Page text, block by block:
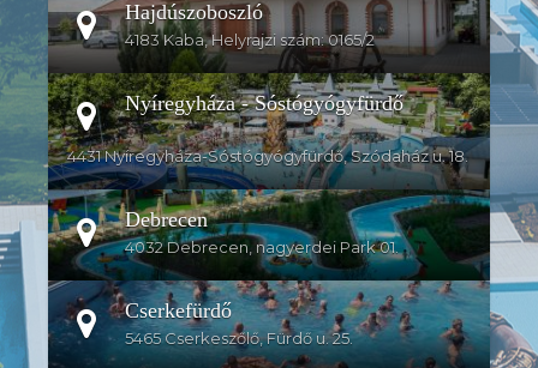
Hajdúszoboszló
4183 Kaba, Helyrajzi szám: 0165/2
Nyíregyháza - Sóstógyógyfürdő
4431 Nyíregyháza-Sóstógyógyfürdő, Szódaház u. 18.
Debrecen
4032 Debrecen, nagyerdei Park 01.
Cserkefürdő
5465 Cserkeszőlő, Fürdő u. 25.